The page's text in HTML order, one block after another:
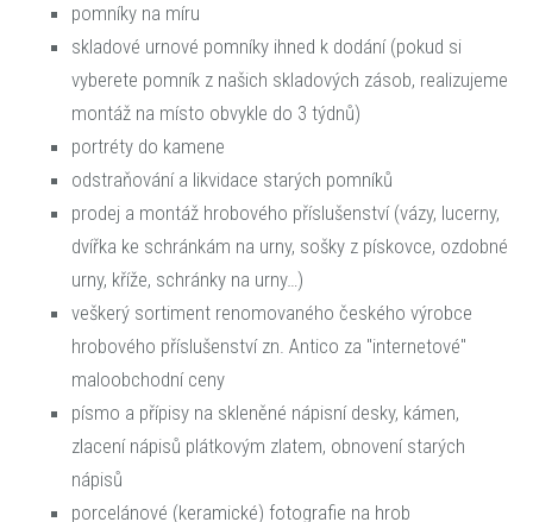
pomníky na míru
skladové urnové pomníky ihned k dodání (pokud si
vyberete pomník z našich skladových zásob, realizujeme
montáž na místo obvykle do 3 týdnů)
portréty do kamene
odstraňování a likvidace starých pomníků
prodej a montáž hrobového příslušenství (vázy, lucerny,
dvířka ke schránkám na urny, sošky z pískovce, ozdobné
urny, kříže, schránky na urny…)
veškerý sortiment renomovaného českého výrobce
hrobového příslušenství zn. Antico za "internetové"
maloobchodní ceny
písmo a přípisy na skleněné nápisní desky, kámen,
zlacení nápisů plátkovým zlatem, obnovení starých
nápisů
porcelánové (keramické) fotografie na hrob